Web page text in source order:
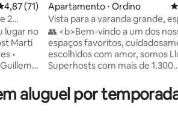
de uma avaliação média de 5, 71
4,87 (71)
2
lugar no
•
Apartamento ⋅ Ordino
Vista para a varanda grande,
3BD perto de Ordino
👥 <b>Bem-vindo a um dos
espaços favoritos,
escolhidos com amor, somos
Superhosts com mais de 1.300
4,91</b> 🌟 <b>Destaques</b> • Vistas
panorâmicas da varanda •
aluguel por